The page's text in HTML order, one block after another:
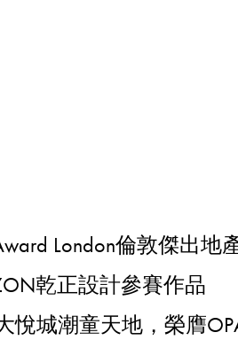
London倫敦傑出地
乾正設計參賽作品
悅城潮童天地，榮膺